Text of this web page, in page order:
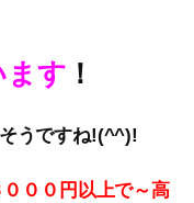
ます ！
うですね!(^^)!
００円以上で～高